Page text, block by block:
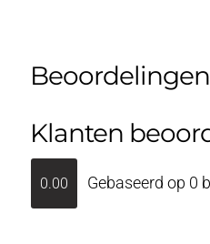
Beoordelingen
Klanten
0.00 Gebaseerd op 0